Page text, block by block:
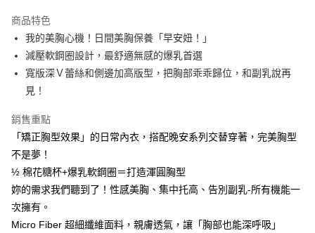
2.付款方式選擇「大哥付你分期」，訂單成立後會自動跳轉到大哥付的交易
流程，驗證手機門號後，選擇欲分期的期數、繳款截止日，確認付款後即完
成交易。
3.實際核准額度、可分期數及費用金額請依後續交易確認頁面所載為準。
4.訂單成立30分鐘內，如未前往確認交易或遇審核未通過，訂單將自動取
法說明評估內容。
1.分期款項不併入電信帳單，「大哥付你分期」於每月結算日後寄送繳費提
醒簡訊。
帳／街口支付／iPASS MONEY」等通路繳費。
【注意事項】
1.本服務係由「台灣大哥大股份有限公司」（以下簡稱本公司）所提供，讓
用戶於交易時，得透過本服務購買商品或服務，並由商店將買賣／分期付款
買賣價金債權讓與本公司後，依約使用本公司帳單繳交帳款。
相關說明
【關於「AFTEE先享後付」】
AFTEE先享後付是「在收到商品之後才付款」的支付方式。 讓您購物簡單
便利好安心！
１．簡單：不需註冊會員、不需綁卡、不需儲值。
２．便利：只要手機號碼，簡訊認證，即可結帳。
【「AFTEE先享後付」結帳流程】
１．於結帳方式選擇「AFTEE先享後付」後，將跳轉至「AFTEE先享後付」
結帳頁面，進行簡訊認證並確認金額後，即可完成結帳。
３．收到繳費通知簡訊後14天內，點擊此簡訊中的連結，可透過四大超商／
ATM／網路銀行／等多元方式進行付款，方視為交易完成。
※ 請注意：結帳手續完成當下不需立刻繳費，但若您需要取消訂單，請聯絡
購買商品的店家。未經商家同意取消之訂單仍視為有效，需透過AFTEE先享
後付繳納相關費用。
Hami Point
相關說明
會員帳號後，即可在購物車使用 Hami Point 折抵消費金額 (1點等於1元)。
ATM付款
貨到付款
運送方式
全家貨到付款 約3~5天到貨，實際出貨依照配送狀態為主。※
國定假日將順延
每筆NT$70，滿NT$1,000(含以上)免運費
商品特色
我的美胸心機！日間美胸保養「早安妞！」
減壓軟鋼圈設計，最舒適無感的爆乳首選
寬版深Ｖ蕾絲和側邊加高版型，把胸部乖乖歸位，和副乳說再
見！
銷售重點
「矯正胸型效果」的日常內衣，搭配晚安系列交替穿著，完美胸型
不是夢！
½ 棉花糖杯+爆乳軟鋼圈＝打造渾圓胸型
妳的需求我們聽到了！性感美胸、集中托高、告別副乳-所有機能一
次擁有。
Micro Fiber 超細纖維面料，親膚透氣，讓「胸部也能深呼吸」